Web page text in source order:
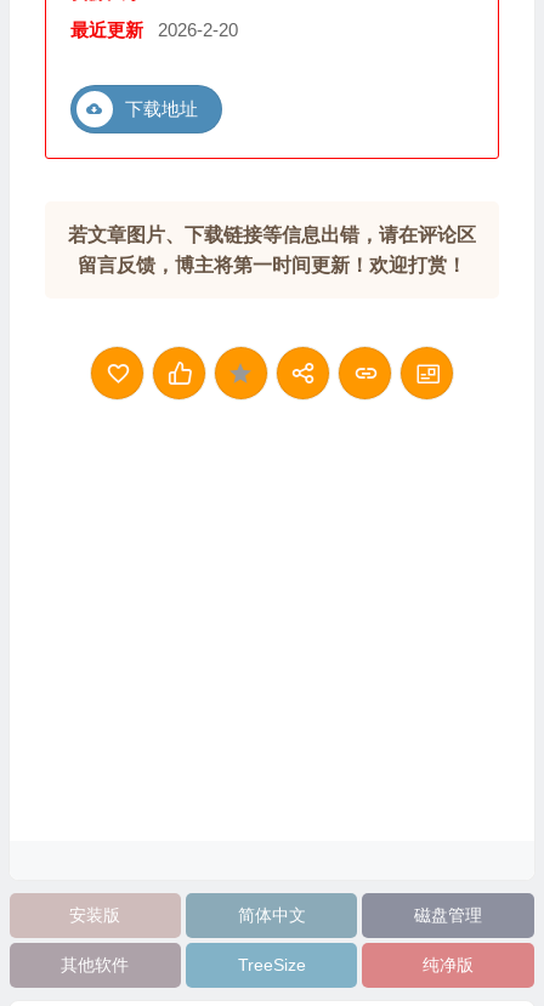
最近更新
2026-2-20
下载地址
若文章图片、下载链接等信息出错，请在评论区
留言反馈，博主将第一时间更新！欢迎打赏！
安装版 简体中文 磁盘管理
其他软件 TreeSize 纯净版